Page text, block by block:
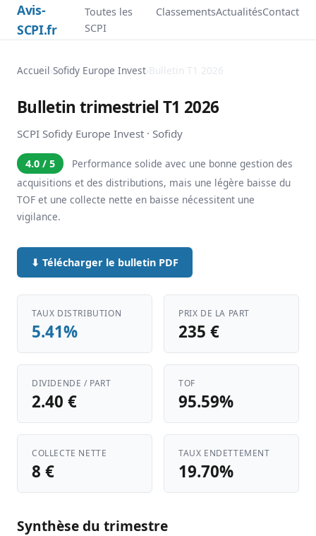
Avis-
SCPI.fr
Toutes les
SCPI
ClassementsActualitésContact
Accueil›Sofidy Europe Invest› Bulletin T1 2026
Bulletin trimestriel T1 2026
SCPI Sofidy Europe Invest · Sofidy
4.0 / 5
Performance solide avec une bonne gestion des
acquisitions et des distributions, mais une légère baisse du
TOF et une collecte nette en baisse nécessitent une
vigilance.
⬇ Télécharger le bulletin PDF
TAUX DISTRIBUTION
5.41%
PRIX DE LA PART
235 €
DIVIDENDE / PART
2.40 €
TOF
95.59%
COLLECTE NETTE
8 €
TAUX ENDETTEMENT
19.70%
Synthèse du trimestre